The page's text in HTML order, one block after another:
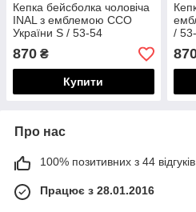
Кепка бейсболка чоловіча
INAL з емблемою ССО
України S / 53-54
Мультикам 118853
870 ₴
Купити
/
Про нас
100% позитивних з 44 відгуків
Працює з 28.01.2016